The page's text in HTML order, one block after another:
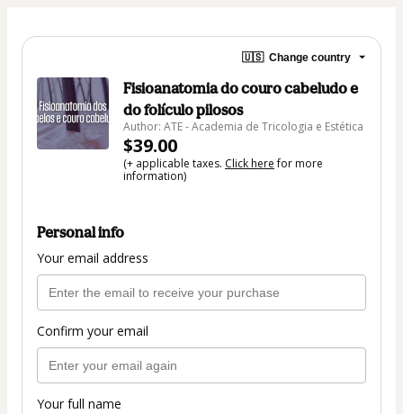
🇺🇸 Change country
Fisioanatomia do couro cabeludo e
do folículo pilosos
Author: ATE - Academia de Tricologia e Estética
$39.00
(+ applicable taxes. Click herefor more
information)
Personal info
Your email address
Confirm your email
Your full name